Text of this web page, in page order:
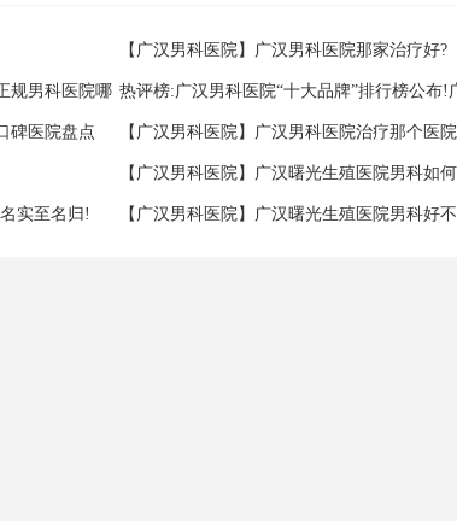
【广汉男科医院】广汉男科医院那家治疗好?
规男科医院哪 热评榜:广汉男科医院“十大品牌”排行榜公布!
范行医正规收费)
碑医院盘点 【广汉男科医院】广汉男科医院治疗那个医
【广汉男科医院】广汉曙光生殖医院男科如
实至名归! 【广汉男科医院】广汉曙光生殖医院男科好